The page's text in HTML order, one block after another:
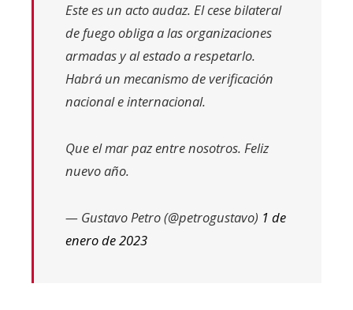
Este es un acto audaz. El cese bilateral
de fuego obliga a las organizaciones
armadas y al estado a respetarlo.
Habrá un mecanismo de verificación
nacional e internacional.
Que el mar paz entre nosotros. Feliz
nuevo año.
— Gustavo Petro (@petrogustavo) 1 de
enero de 2023